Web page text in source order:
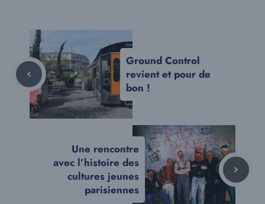
Ground Control
revient et pour de
bon !
Une rencontre
avec l’histoire des
cultures jeunes
parisiennes